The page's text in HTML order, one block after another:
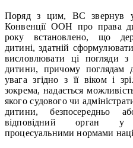
Поряд з цим, ВС звернув
Конвенції ООН про права
року встановлено, що
дитині, здатній
висловлювати ці погляди
дитини, причому поглядам
увага згідно з її віком і
зокрема, надається
якого судового чи
дитини, безпосередньо
відповідний орган у
процесуальними нормами